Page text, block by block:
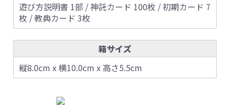
遊び方説明書 1部 / 神託カード 100枚 / 初期カード 7
枚 / 教典カード 3枚
箱サイズ
縦8.0cm x 横10.0cm x 高さ5.5cm